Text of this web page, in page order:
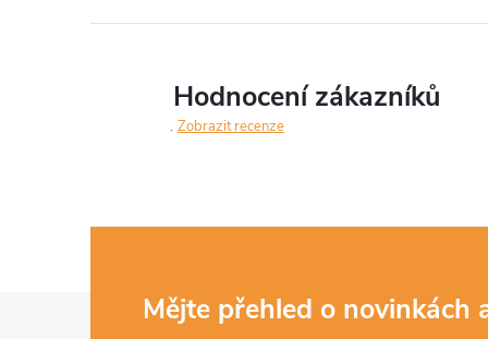
Hodnocení zákazníků
Zobrazit recenze
Mějte přehled o novinkách